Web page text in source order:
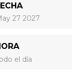
27 2027
el día